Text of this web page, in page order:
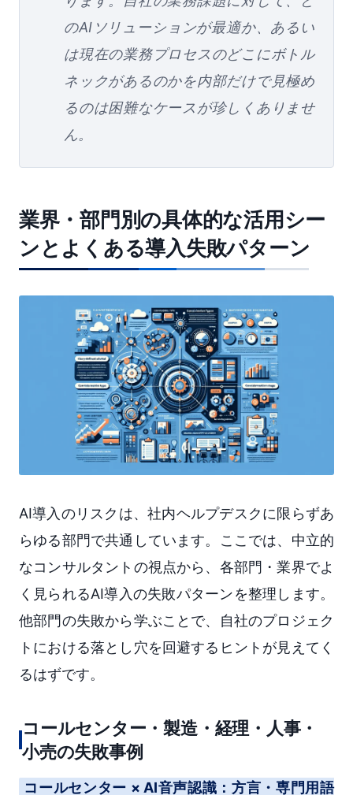
のAIソリューションが最適か、あるい
は現在の業務プロセスのどこにボトル
ネックがあるのかを内部だけで見極め
るのは困難なケースが珍しくありませ
ん。
業界・部門別の具体的な活用シー
ンとよくある導入失敗パターン
AI導入のリスクは、社内ヘルプデスクに限らずあ
らゆる部門で共通しています。ここでは、中立的
なコンサルタントの視点から、各部門・業界でよ
く見られるAI導入の失敗パターンを整理します。
他部門の失敗から学ぶことで、自社のプロジェク
トにおける落とし穴を回避するヒントが見えてく
るはずです。
コールセンター・製造・経理・人事・
小売の失敗事例
コールセンター × AI音声認識：方言・専門用語